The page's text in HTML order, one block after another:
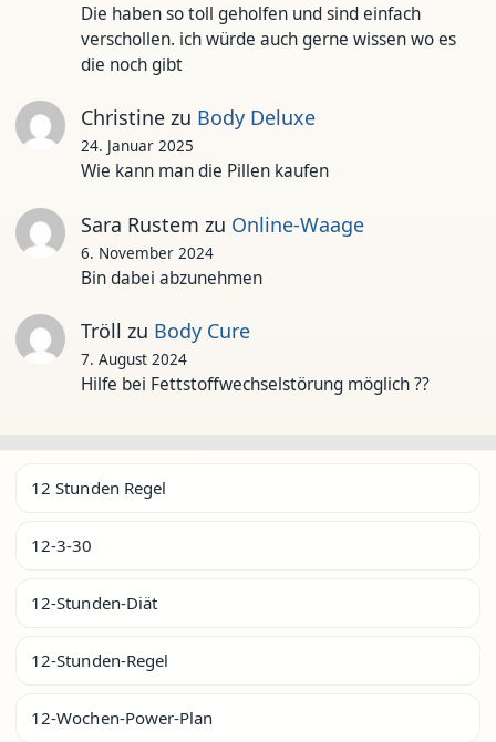
Die haben so toll geholfen und sind einfach
verschollen. ich würde auch gerne wissen wo es
die noch gibt
Christinezu Body Deluxe
24. Januar 2025
Wie kann man die Pillen kaufen
Sara Rustem zu Online-Waage
6. November 2024
Bin dabei abzunehmen
Tröll zu Body Cure
7. August 2024
Hilfe bei Fettstoffwechselstörung möglich ??
12 Stunden Regel
12-3-30
12-Stunden-Diät
12-Stunden-Regel
12-Wochen-Power-Plan